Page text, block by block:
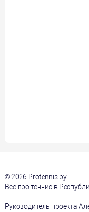
© 2026 Protennis.by
Все про теннис в
Руководитель проекта